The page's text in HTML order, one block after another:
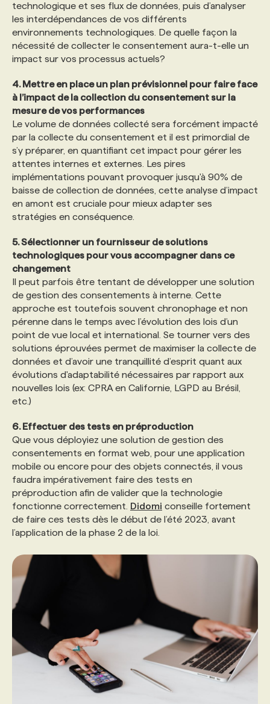
technologique et ses flux de données, puis d’analyser
les interdépendances de vos différents
environnements technologiques. De quelle façon la
nécessité de collecter le consentement aura-t-elle un
impact sur vos processus actuels?
4. Mettre en place un plan prévisionnel pour faire face
à l’impact de la collection du consentement sur la
mesure de vos performances
Le volume de données collecté sera forcément impacté
par la collecte du consentement et il est primordial de
s’y préparer, en quantifiant cet impact pour gérer les
attentes internes et externes. Les pires
implémentations pouvant provoquer jusqu'à 90% de
baisse de collection de données, cette analyse d’impact
en amont est cruciale pour mieux adapter ses
stratégies en conséquence.
5. Sélectionner un fournisseur de solutions
technologiques pour vous accompagner dans ce
changement
Il peut parfois être tentant de développer une solution
de gestion des consentements à interne. Cette
approche est toutefois souvent chronophage et non
pérenne dans le temps avec l’évolution des lois d’un
point de vue local et international. Se tourner vers des
solutions éprouvées permet de maximiser la collecte de
données et d’avoir une tranquillité d’esprit quant aux
évolutions d'adaptabilité nécessaires par rapport aux
nouvelles lois (ex: CPRA en Californie, LGPD au Brésil,
etc.)
6. Effectuer des tests en préproduction
Que vous déployiez une solution de gestion des
consentements en format web, pour une application
mobile ou encore pour des objets connectés, il vous
faudra impérativement faire des tests en
préproduction afin de valider que la technologie
fonctionne correctement. Didomi conseille fortement
de faire ces tests dès le début de l’été 2023, avant
l’application de la phase 2 de la loi.